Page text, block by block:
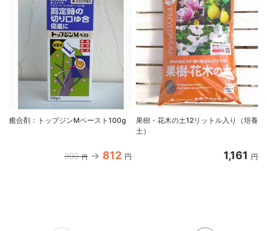
癒合剤：トップジンMペースト100g
990 円 812 円
果樹・花木の土12リットル入り（培養
土）
1,161 円